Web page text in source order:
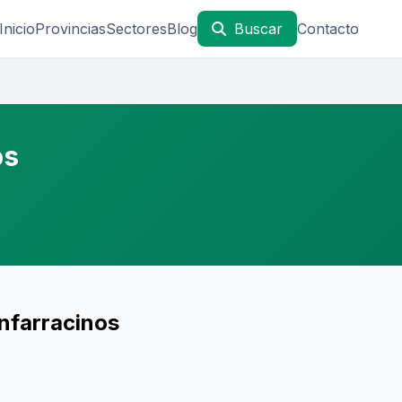
InicioProvinciasSectoresBlog Buscar Contacto